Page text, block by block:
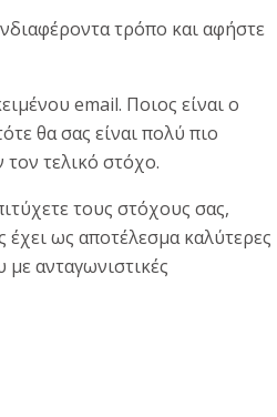
τρόπο και αφήστε
email. Ποιος είναι ο
θα σας είναι πολύ πιο
τελικό στόχο.
τους στόχους σας,
ως αποτέλεσμα καλύτερες
ανταγωνιστικές